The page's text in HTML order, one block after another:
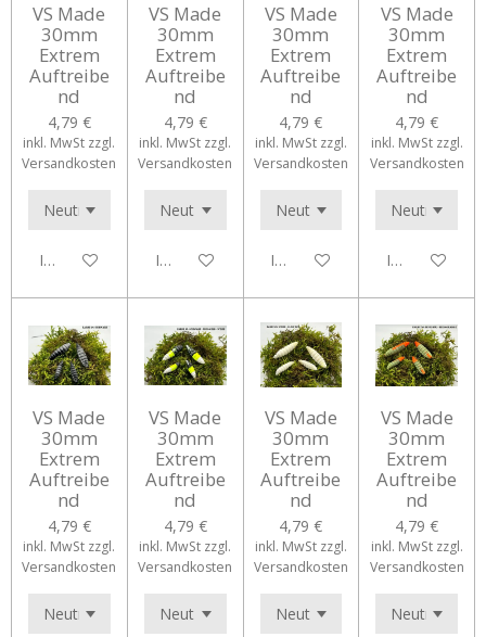
VS Made
30mm
Extrem
Auftreibe
nd
4,79 €
inkl. MwSt zzgl.
Versandkosten
In den Warenkorb
VS Made
30mm
Extrem
Auftreibe
nd
4,79 €
inkl. MwSt zzgl.
Versandkosten
In den Warenkorb
VS Made
30mm
Extrem
Auftreibe
nd
4,79 €
inkl. MwSt zzgl.
Versandkosten
In den Warenkorb
VS Made
30mm
Extrem
Auftreibe
nd
4,79 €
inkl. MwSt zzgl.
Versandkosten
In den
VS Made
30mm
Extrem
Auftreibe
nd
4,79 €
inkl. MwSt zzgl.
Versandkosten
VS Made
30mm
Extrem
Auftreibe
nd
4,79 €
inkl. MwSt zzgl.
Versandkosten
VS Made
30mm
Extrem
Auftreibe
nd
4,79 €
inkl. MwSt zzgl.
Versandkosten
VS Made
30mm
Extrem
Auftreibe
nd
4,79 €
inkl. MwSt zzgl.
Versandkosten